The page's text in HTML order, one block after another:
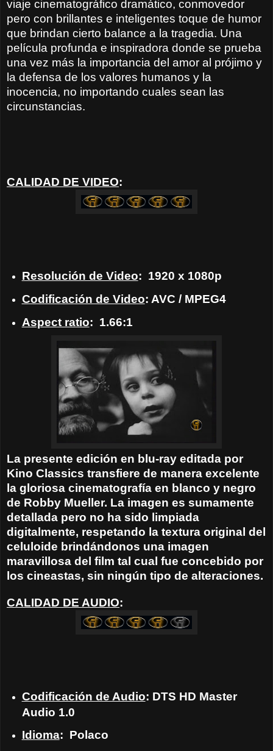
viaje cinematográfico dramático, conmovedor
pero con brillantes e inteligentes toque de humor
que brindan cierto balance a la tragedia. Una
película profunda e inspiradora donde se prueba
una vez más la importancia del amor al prójimo y
la defensa de los valores humanos y la
inocencia, no importando cuales sean las
circunstancias.
CALIDAD DE VIDEO:
Resolución de Video: 1920 x 1080p
Codificación de Video: AVC / MPEG4
Aspect ratio: 1.66:1
La presente edición en blu-ray editada por
Kino Classics transfiere de manera excelente
la gloriosa cinematografía en blanco y negro
de Robby Mueller. La imagen es sumamente
detallada pero no ha sido limpiada
digitalmente, respetando la textura original del
celuloide brindándonos una imagen
maravillosa del film tal cual fue concebido por
los cineastas, sin ningún tipo de alteraciones.
CALIDAD DE AUDIO:
Codificación de Audio: DTS HD Master
Audio 1.0
Idioma: Polaco